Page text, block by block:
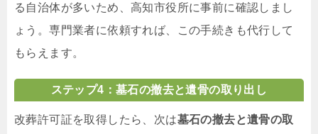
る自治体が多いため、高知市役所に事前に確認しまし
ょう。専門業者に依頼すれば、この手続きも代行して
もらえます。
ステップ4：墓石の撤去と遺骨の取り出し
改葬許可証を取得したら、次は墓石の撤去と遺骨の取